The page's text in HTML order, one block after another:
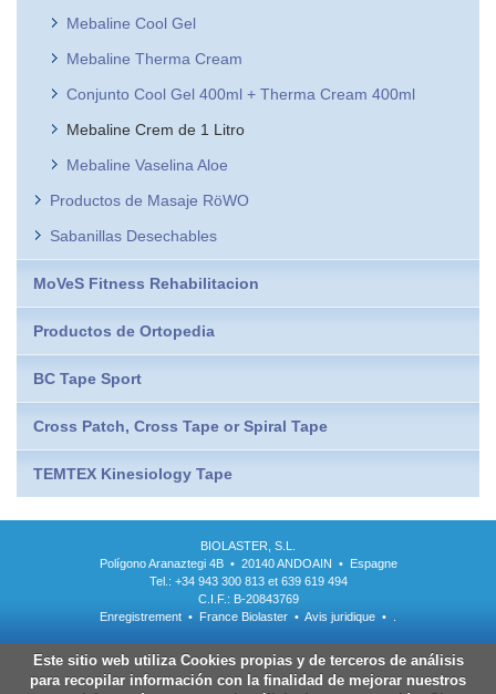
Mebaline Cool Gel
Mebaline Therma Cream
Conjunto Cool Gel 400ml + Therma Cream 400ml
Mebaline Crem de 1 Litro
Mebaline Vaselina Aloe
Productos de Masaje RöWO
Sabanillas Desechables
MoVeS Fitness Rehabilitacion
Productos de Ortopedia
BC Tape Sport
Cross Patch, Cross Tape or Spiral Tape
TEMTEX Kinesiology Tape
BIOLASTER, S.L.
Polígono Aranaztegi 4B • 20140 ANDOAIN • Espagne
Tel.: +34 943 300 813 et 639 619 494
C.I.F.: B-20843769
Enregistrement • France Biolaster • Avis juridique •
Este sitio web utiliza Cookies propias y de terceros de análisis
para recopilar información con la finalidad de mejorar nuestros